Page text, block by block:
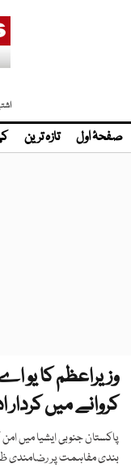
صفحۂ اول تازہ ترین
وزیراعظم کا یو
کروانے میں کردار
پاکستان جنوبی ایشیا میں
بندی مفاہمت پر رضامندی